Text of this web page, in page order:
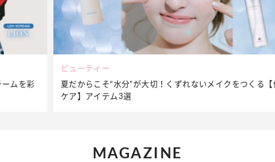
ビューティー
夏だからこそ“水分”が大切！くずれないメイクをつくる【保湿
ケア】アイテム3選
MAGAZINE